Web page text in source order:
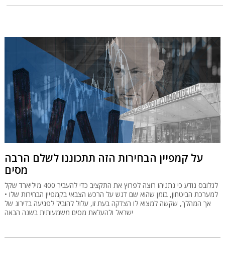
על קמפיין הבחירות הזה תתכוננו לשלם הרבה
מסים
לגלובס נודע כי נתניהו רוצה לפרוץ את התקציב כדי להעביר 400 מיליארד שקל
למערכת הביטחון, בזמן שהוא שם דגש על הרכש הצבאי בקמפיין הבחירות שלו •
אך המהלך, שקשה למצוא לו הצדקה בעת זו, עלול להוביל לפגיעה בדירוג של
ישראל ולהעלאת מסים משמעותית בשנה הבאה